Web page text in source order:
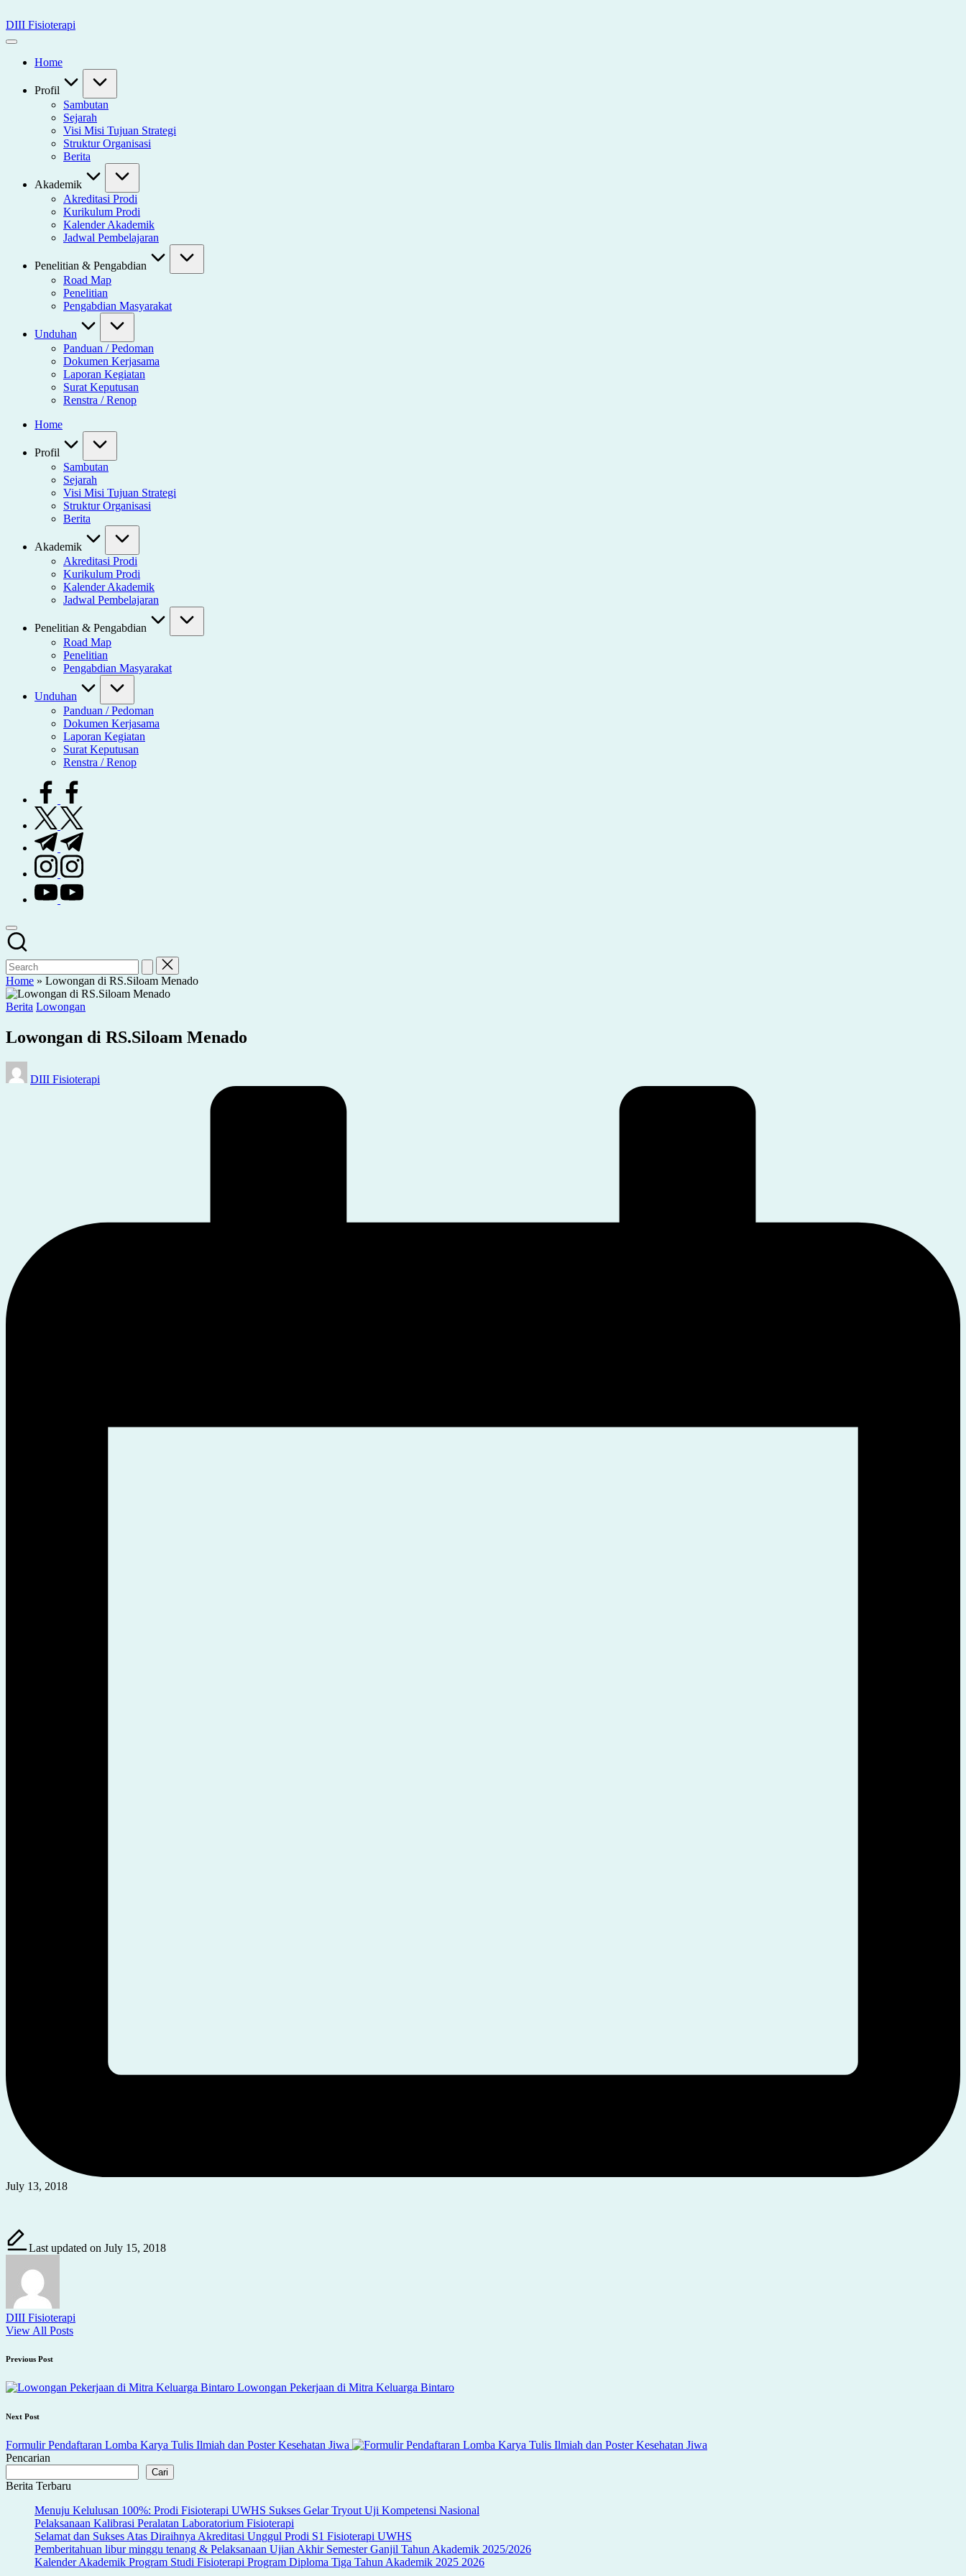
to
content
DIII Fisioterapi
Universitas
HusadaHome
Profil
Sambutan
Sejarah
Visi Misi Tujuan Strategi
Struktur Organisasi
Berita
Akademik
Akreditasi Prodi
Kurikulum Prodi
Kalender Akademik
Jadwal Pembelajaran
Penelitian & Pengabdian
Road Map
Penelitian
Pengabdian Masyarakat
Unduhan
Panduan / Pedoman
Dokumen Kerjasama
Laporan Kegiatan
Surat Keputusan
Renstra / Renop
Home
Profil
Sambutan
Sejarah
Visi Misi Tujuan Strategi
Struktur Organisasi
Berita
Akademik
Akreditasi Prodi
Kurikulum Prodi
Kalender Akademik
Jadwal Pembelajaran
Penelitian & Pengabdian
Road Map
Penelitian
Pengabdian Masyarakat
Unduhan
Panduan / Pedoman
Dokumen Kerjasama
Laporan Kegiatan
Surat Keputusan
Renstra / Renop
facebook.com
twitter.com
t.me
instagram.com
youtube.com
Home » Lowongan di RS.Siloam Menado
Posted
Berita Lowongan
Lowongan di RS.Siloam Menado
Posted
by
DIII Fisioterapi
July 13, 2018
Last updated on July 15, 2018
DIII Fisioterapi
View All Posts
Post
navigation
Previous Post
Lowongan Pekerjaan di Mitra Keluarga Bintaro
Next Post
Formulir Pendaftaran Lomba Karya Tulis Ilmiah dan Poster Kesehatan Jiwa
Pencarian
Cari
Berita Terbaru
Menuju Kelulusan 100%: Prodi Fisioterapi UWHS Sukses Gelar Tryout Uji Kompetensi Nasional
Pelaksanaan Kalibrasi Peralatan Laboratorium Fisioterapi
Selamat dan Sukses Atas Diraihnya Akreditasi Unggul Prodi S1 Fisioterapi UWHS
Pemberitahuan libur minggu tenang & Pelaksanaan Ujian Akhir Semester Ganjil Tahun Akademik 2025/2026
Kalender Akademik Program Studi Fisioterapi Program Diploma Tiga Tahun Akademik 2025 2026